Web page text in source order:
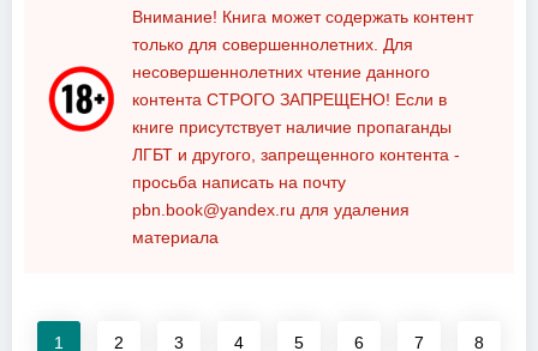
Внимание! Книга может содержать контент
только для совершеннолетних. Для
несовершеннолетних чтение данного
контента СТРОГО ЗАПРЕЩЕНО! Если в
книге присутствует наличие пропаганды
ЛГБТ и другого, запрещенного контента -
просьба написать на почту
pbn.book@yandex.ru для удаления
материала
1 2 3 4 5 6 7 8